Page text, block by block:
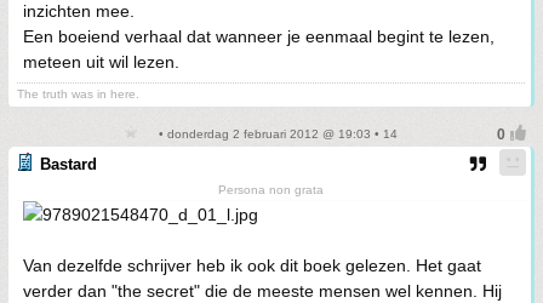
inzichten mee.
Een boeiend verhaal dat wanneer je eenmaal begint te lezen,
meteen uit wil lezen.
The truth was in here.
• donderdag 2 februari 2012 @ 19:03 • 14
Bastard
Persona non grata
Van dezelfde schrijver heb ik ook dit boek gelezen. Het gaat
verder dan "the secret" die de meeste mensen wel kennen. Hij